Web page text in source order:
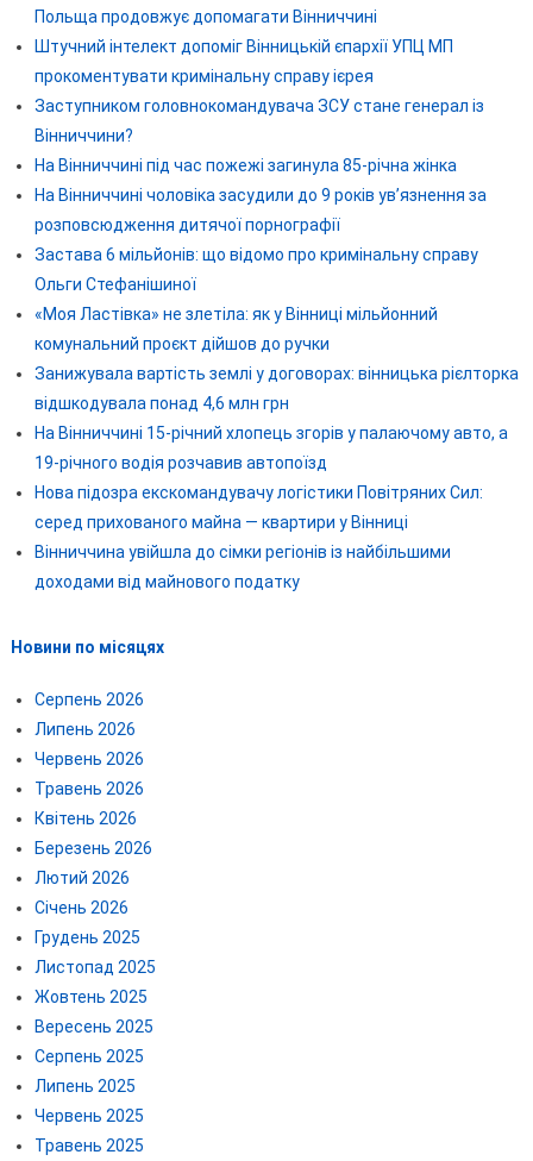
Польща продовжує допомагати Вінниччині
Штучний інтелект допоміг Вінницькій єпархії УПЦ МП
прокоментувати кримінальну справу ієрея
Заступником головнокомандувача ЗСУ стане генерал із
Вінниччини?
На Вінниччині під час пожежі загинула 85-річна жінка
На Вінниччині чоловіка засудили до 9 років ув’язнення за
розповсюдження дитячої порнографії
Застава 6 мільйонів: що відомо про кримінальну справу
Ольги Стефанішиної
«Моя Ластівка» не злетіла: як у Вінниці мільйонний
комунальний проєкт дійшов до ручки
Занижувала вартість землі у договорах: вінницька рієлторка
відшкодувала понад 4,6 млн грн
На Вінниччині 15-річний хлопець згорів у палаючому авто, а
19-річного водія розчавив автопоїзд
Нова підозра екскомандувачу логістики Повітряних Сил:
серед прихованого майна — квартири у Вінниці
Вінниччина увійшла до сімки регіонів із найбільшими
доходами від майнового податку
Новини по місяцях
Серпень 2026
Липень 2026
Червень 2026
Травень 2026
Квітень 2026
Березень 2026
Лютий 2026
Січень 2026
Грудень 2025
Листопад 2025
Жовтень 2025
Вересень 2025
Серпень 2025
Липень 2025
Червень 2025
Травень 2025